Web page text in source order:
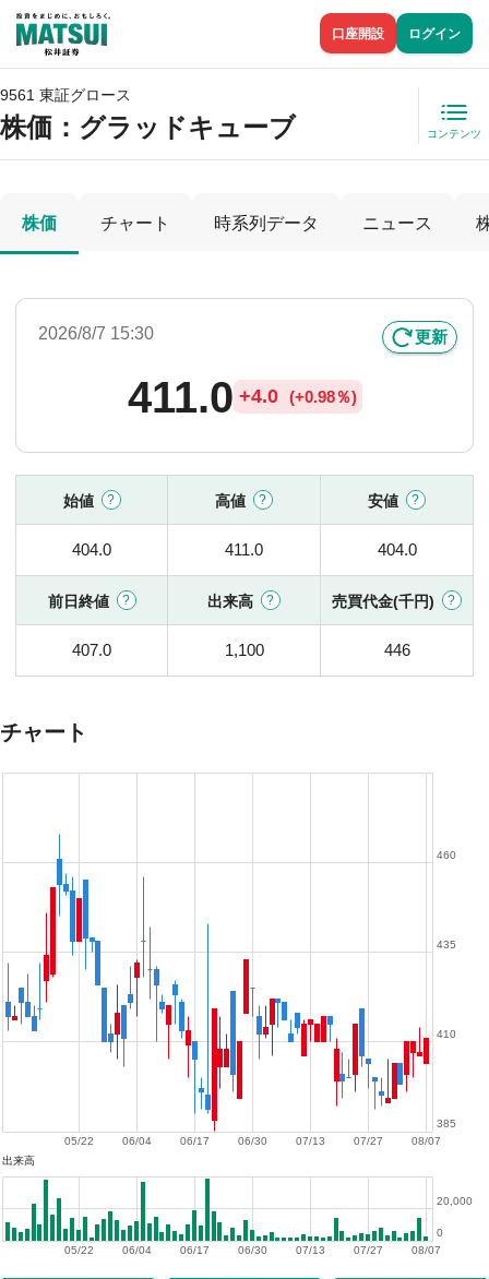
口座開設 ログイン
9561 東証グロース
株価 ：グラッドキューブ コンテンツ
株価 チャート 時系列データ ニュース
2026/8/7 15:30 更新
411.0 +4.0 (+0.98％)
始値 高値 安値
404.0 411.0 404.0
前日終値 出来高 売買代金(千円)
407.0 1,100 446
チャート
08/07
07/27
07/13
06/30
06/17
06/04
05/22
385
410
435
460
出来高
08/07
07/27
07/13
06/30
06/17
06/04
05/22
0
20,000